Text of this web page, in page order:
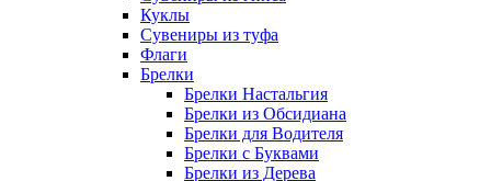
Куклы
Сувениры из туфа
Флаги
Брелки
Брелки Настальгия
Брелки из Обсидиана
Брелки для Водителя
Брелки с Буквами
Брелки из Дерева